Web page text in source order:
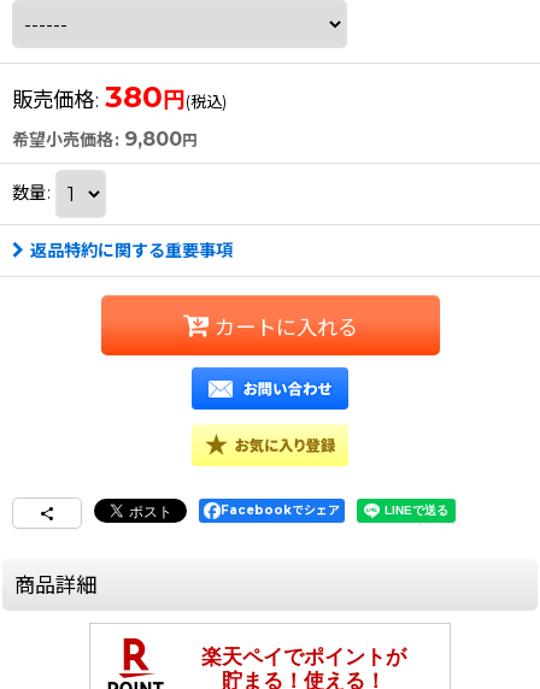
販売価格: 380円(税込)
希望小売価格: 9,800円
数量:
返品特約に関する重要事項
カートに入れる
Facebookでシェア
商品詳細